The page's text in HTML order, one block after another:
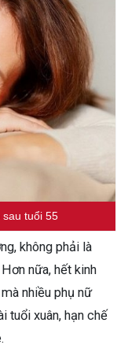
tuổi 55
không phải là
nữa, hết kinh
nhiều phụ nữ
tuổi xuân, hạn chế